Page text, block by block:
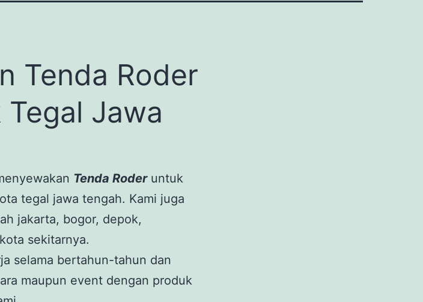
Tenda Roder
Jawa
Tenda Roderuntuk
tegal jawa tengah. Kami juga
jakarta, bogor, depok,
sekitarnya.
selama bertahun-tahun dan
maupun event dengan produk